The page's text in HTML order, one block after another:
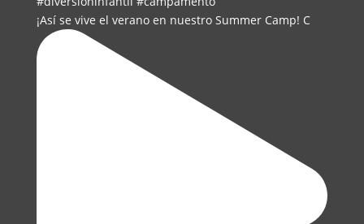
¡Así se vive el verano en nuestro Summer Camp! C